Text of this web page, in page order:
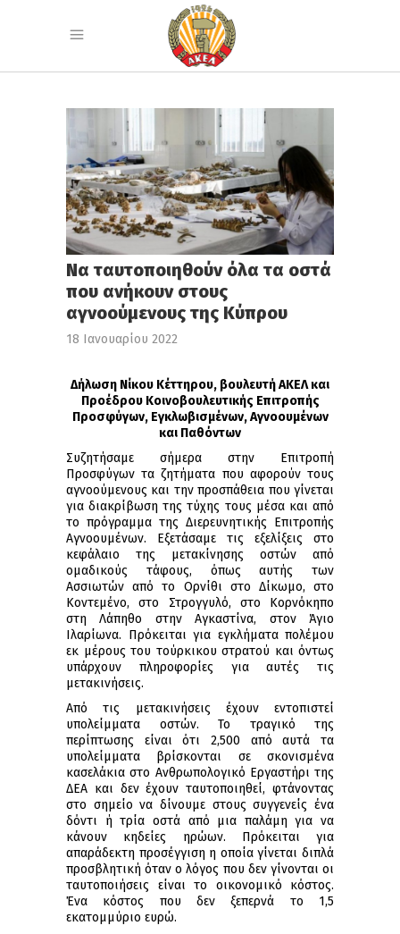
Να ταυτοποιηθούν όλα τα οστά
που ανήκουν στους
αγνοούμενους της Κύπρου
18 Ιανουαρίου 2022
Δήλωση Νίκου Κέττηρου, βουλευτή ΑΚΕΛ και
Προέδρου Κοινοβουλευτικής Επιτροπής
Προσφύγων, Εγκλωβισμένων, Αγνοουμένων
και Παθόντων
Συζητήσαμε σήμερα στην Επιτροπή
Προσφύγων τα ζητήματα που αφορούν τους
αγνοούμενους και την προσπάθεια που γίνεται
για διακρίβωση της τύχης τους μέσα και από
το πρόγραμμα της Διερευνητικής Επιτροπής
Αγνοουμένων. Εξετάσαμε τις εξελίξεις στο
κεφάλαιο της μετακίνησης οστών από
ομαδικούς τάφους, όπως αυτής των
Ασσιωτών από το Ορνίθι στο Δίκωμο, στο
Κοντεμένο, στο Στρογγυλό, στο Κορνόκηπο
στη Λάπηθο στην Αγκαστίνα, στον Άγιο
Ιλαρίωνα. Πρόκειται για εγκλήματα πολέμου
εκ μέρους του τούρκικου στρατού και όντως
υπάρχουν πληροφορίες για αυτές τις
μετακινήσεις.
Από τις μετακινήσεις έχουν εντοπιστεί
υπολείμματα οστών. Το τραγικό της
περίπτωσης είναι ότι 2,500 από αυτά τα
υπολείμματα βρίσκονται σε σκονισμένα
κασελάκια στο Ανθρωπολογικό Εργαστήρι της
ΔΕΑ και δεν έχουν ταυτοποιηθεί, φτάνοντας
στο σημείο να δίνουμε στους συγγενείς ένα
δόντι ή τρία οστά από μια παλάμη για να
κάνουν κηδείες ηρώων. Πρόκειται για
απαράδεκτη προσέγγιση η οποία γίνεται διπλά
προσβλητική όταν ο λόγος που δεν γίνονται οι
ταυτοποιήσεις είναι το οικονομικό κόστος.
Ένα κόστος που δεν ξεπερνά το 1,5
εκατομμύριο ευρώ.